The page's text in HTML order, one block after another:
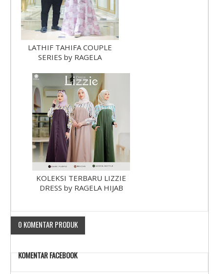
LATHIF TAHIFA COUPLE
SERIES by RAGELA
KOLEKSI TERBARU LIZZIE
DRESS by RAGELA HIJAB
0 KOMENTAR PRODUK
KOMENTAR FACEBOOK